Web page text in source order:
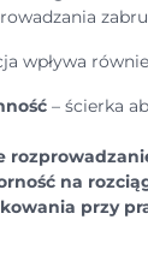
wpływa
– ścierka
na
przy